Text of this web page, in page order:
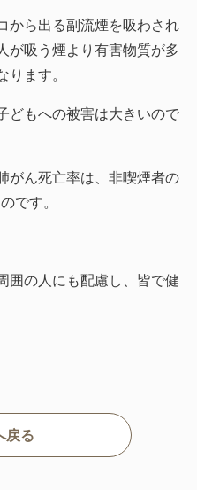
から出る副流煙を吸わされ
が吸う煙より有害物質が多
ります。
どもへの被害は大きいので
がん死亡率は、非喫煙者の
です。
囲の人にも配慮し、皆で健
戻る